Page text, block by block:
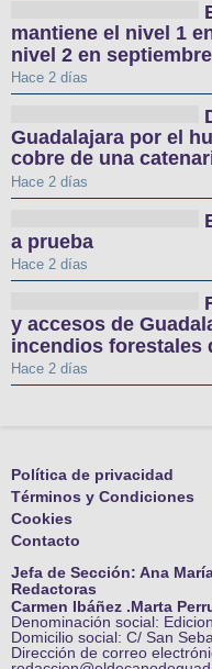
mantiene el nivel 1
nivel 2 en septiembre
Hace 2 días
Guadalajara por el
cobre de una
Hace 2 días
a prueba
Hace 2 días
y accesos de
incendios forestales
Hace 2 días
Política de privacidad
Términos y Condiciones
Cookies
Contacto
Jefa de Sección: Ana
Redactoras
Carmen Ibáñez .Marta
Denominación social:
Domicilio social: C/ San
Dirección de correo